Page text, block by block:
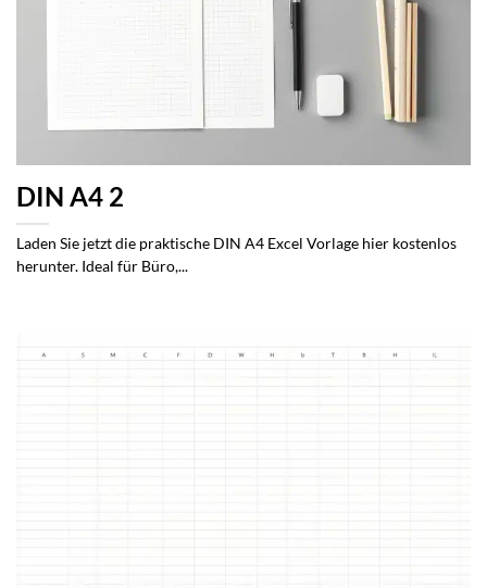
DIN A4 2
Laden Sie jetzt die praktische DIN A4 Excel Vorlage hier kostenlos
herunter. Ideal für Büro,...